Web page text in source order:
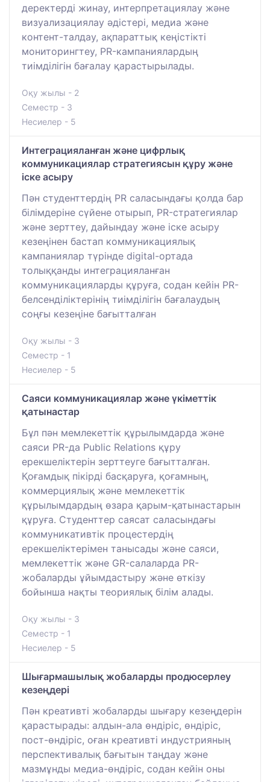
деректерді жинау, интерпретациялау және
визуализациялау әдістері, медиа және
контент-талдау, ақпараттық кеңістікті
мониторингтеу, PR-кампаниялардың
тиімділігін бағалау қарастырылады.
Оқу жылы - 2
Семестр - 3
Несиелер - 5
Интеграцияланған және цифрлық
коммуникациялар стратегиясын құру және
іске асыру
Пән студенттердің PR саласындағы қолда бар
білімдеріне сүйене отырып, PR-стратегиялар
және зерттеу, дайындау және іске асыру
кезеңінен бастап коммуникациялық
кампаниялар түрінде digital-ортада
толыққанды интеграцияланған
коммуникацияларды құруға, содан кейін PR-
белсенділіктерінің тиімділігін бағалаудың
соңғы кезеңіне бағытталған
Оқу жылы - 3
Семестр - 1
Несиелер - 5
Саяси коммуникациялар және үкіметтік
қатынастар
Бұл пән мемлекеттік құрылымдарда және
саяси PR-да Public Relations құру
ерекшеліктерін зерттеуге бағытталған.
Қоғамдық пікірді басқаруға, қоғамның,
коммерциялық және мемлекеттік
құрылымдардың өзара қарым-қатынастарын
құруға. Студенттер саясат саласындағы
коммуникативтік процестердің
ерекшеліктерімен танысады және саяси,
мемлекеттік және GR-салаларда PR-
жобаларды ұйымдастыру және өткізу
бойынша нақты теориялық білім алады.
Оқу жылы - 3
Семестр - 1
Несиелер - 5
Шығармашылық жобаларды продюсерлеу
кезеңдері
Пән креативті жобаларды шығару кезеңдерін
қарастырады: алдын-ала өндіріс, өндіріс,
пост-өндіріс, оған креативті индустрияның
перспективалық бағытын таңдау және
мазмұнды медиа-өндіріс, содан кейін оны